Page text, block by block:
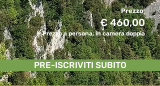
Prezzo
€ 460,00
Prezzo a persona, in camera doppia
PRE-ISCRIVITI SUBITO